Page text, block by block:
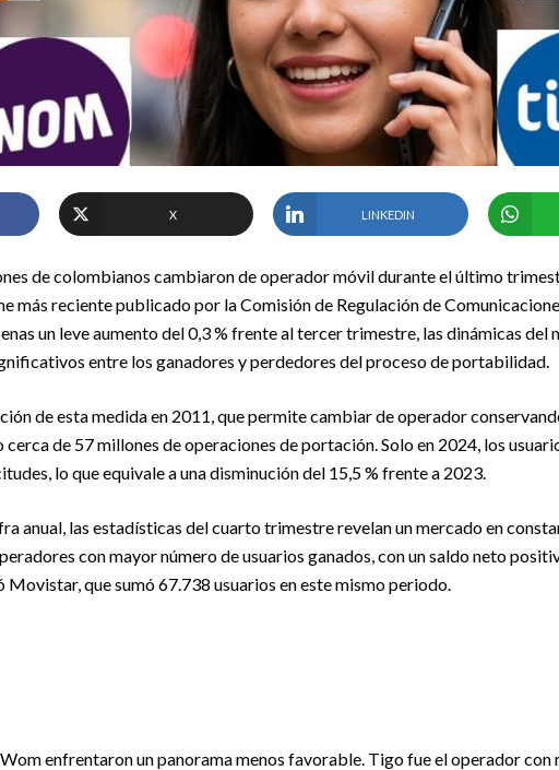
X LINKEDIN
de colombianos cambiaron de operador móvil durante el último
más reciente publicado por la Comisión de Regulación de
un leve aumento del 0,3 % frente al tercer trimestre, las dinámicas del
entre los ganadores y perdedores del proceso de portabilidad.
de esta medida en 2011, que permite cambiar de operador
cerca de 57 millones de operaciones de portación. Solo en 2024, los
lo que equivale a una disminución del 15,5 % frente a 2023.
anual, las estadísticas del cuarto trimestre revelan un mercado en
con mayor número de usuarios ganados, con un saldo neto
Movistar, que sumó 67.738 usuarios en este mismo periodo.
enfrentaron un panorama menos favorable. Tigo fue el operador con